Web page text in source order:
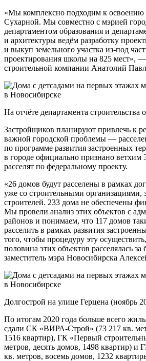
«Мы комплексно подходим к освоению
Сухарной. Мы совместно с мэрией
департаментом образования и
и архитектуры ведём разработку
и выкуп земельного участка из-под
проектирования школы на 825 мест», —
строительной компании Анатолий
На отчёте департамента строительства
Застройщиков планируют привлечь к
важной городской проблемы —
по программе развития застроенных
в городе официально признано ветхим
расселят по федеральному проекту.
«26 домов будут расселены в рамках
уже со строительными организациями,
строителей. 233 дома не обеспечены
Мы провели анализ этих объектов с
районов и понимаем, что 117 домов
расселить в рамках развития
того, чтобы процедуру эту
половина этих объектов расселялась
заместитель мэра Новосибирска
Долгострой на улице Герцена (ноябрь
По итогам 2020 года больше всего
сдали СК «ВИРА-Строй» (73 217 кв.
1516 квартир), ГК «Первый
метров, десять домов, 1498 квартир) и
кв. метров, восемь домов, 1232